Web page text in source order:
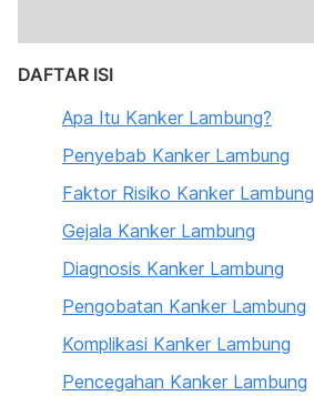
DAFTAR ISI
Apa Itu Kanker Lambung?
Penyebab Kanker Lambung
Faktor Risiko Kanker Lambung
Gejala Kanker Lambung
Diagnosis Kanker Lambung
Pengobatan Kanker Lambung
Komplikasi Kanker Lambung
Pencegahan Kanker Lambung